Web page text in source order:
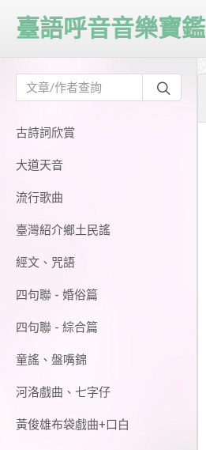
古詩詞欣賞
大道天音
流行歌曲
臺灣紹介鄉土民謠
經文、咒語
四句聯 - 婚俗篇
四句聯 - 綜合篇
童謠、盤嘴錦
河洛戲曲、七字仔
黃俊雄布袋戲曲+口白
臺語呼音音樂寶鑑